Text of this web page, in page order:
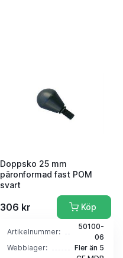
Doppsko 25 mm
päronformad fast POM
svart
306 kr Köp
Artikelnummer:
50100-
06
Webblager:
Fler än 5